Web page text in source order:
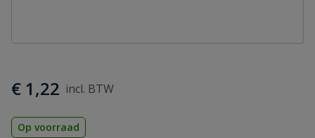
€ 1,22
Op voorraad